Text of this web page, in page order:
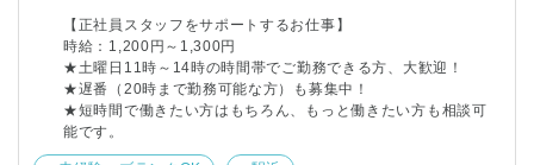
【正社員スタッフをサポートするお仕事】
時給：1,200円～1,300円
★土曜日11時～14時の時間帯でご勤務できる方、大歓迎！
★遅番（20時まで勤務可能な方）も募集中！
★短時間で働きたい方はもちろん、もっと働きたい方も相談可
能です。